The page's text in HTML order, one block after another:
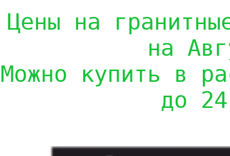
Цены на
на
Можно купить в
до